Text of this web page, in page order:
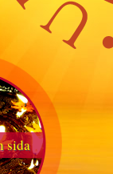
sida